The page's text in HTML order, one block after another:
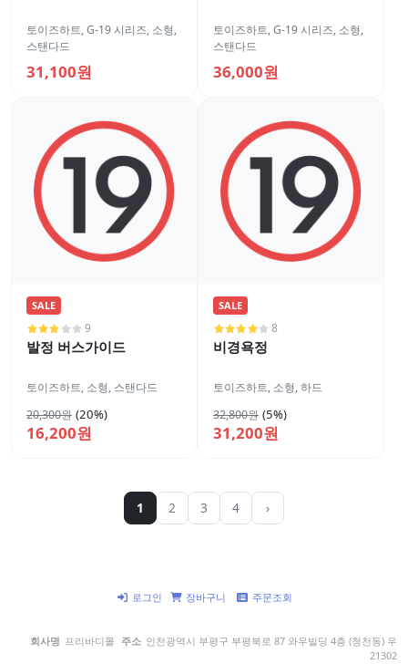
토이즈하트,G-19 시리즈, 소형,
스탠다드
31,100원
토이즈하트,G-19 시리즈, 소형,
스탠다드
36,000원
SALE
9
발정 버스가이드
토이즈하트, 소형, 스탠다드
20,300원 (20%)
16,200원
SALE
8
비경욕정
토이즈하트, 소형,하드
32,800원 (5%)
31,200원
1 2 3 4 ›
로그인 장바구니 주문조회
회사명 프리바디몰 주소 인천광역시 부평구 부평북로 87 와우빌딩 4층 (청천동) 우
21302